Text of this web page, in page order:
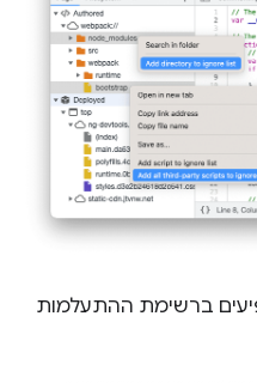
ברשימת ההתעלמות